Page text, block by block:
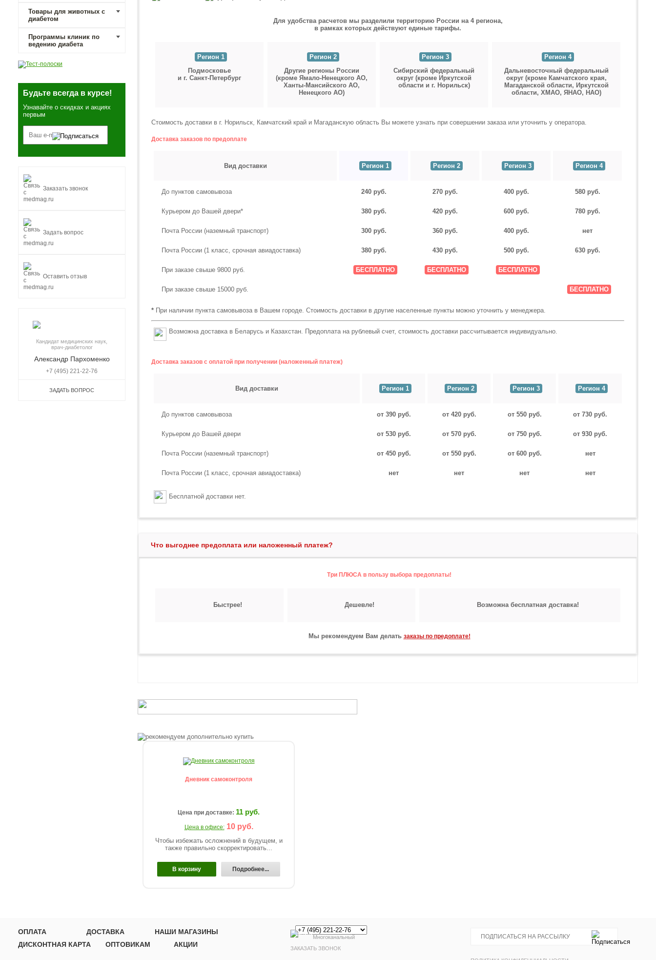
Товары для животных с
диабетом
Программы клиник по
ведению диабета
Будьте всегда в курсе!
Узнавайте о скидках и акциях
первым
Заказать звонок
Задать вопрос
Оставить отзыв
Кандидат медицинских наук,
врач-диабетолог
Александр Пархоменко
+7 (495) 221-22-76
ЗАДАТЬ ВОПРОС
Для удобства расчетов мы разделили территорию России на 4 региона,
в рамках которых действуют единые тарифы.
Регион 1
Подмосковье
и г. Санкт-Петербург
Регион 2
Другие регионы России
(кроме Ямало-Ненецкого АО,
Ханты-Мансийского АО,
Ненецкого АО)
Регион 3
Сибирский федеральный
округ (кроме Иркутской
области и г. Норильск)
Регион 4
Дальневосточный федеральный
округ (кроме Камчатского края,
Магаданской области, Иркутской
области, ХМАО, ЯНАО, НАО)
Стоимость доставки в г. Норильск, Камчатский край и Магаданскую область Вы можете узнать при совершении заказа или уточнить у оператора.
Доставка заказов по предоплате
Вид доставки Регион 1 Регион 2 Регион 3 Регион 4
До пунктов самовывоза 240 руб. 270 руб. 400 руб. 580 руб.
Курьером до Вашей двери* 380 руб. 420 руб. 600 руб. 780 руб.
Почта России (наземный транспорт) 300 руб. 360 руб. 400 руб. нет
Почта России (1 класс, срочная авиадоставка) 380 руб. 430 руб. 500 руб. 630 руб.
При заказе свыше 9800 руб. БЕСПЛАТНО БЕСПЛАТНО БЕСПЛАТНО
При заказе свыше 15000 руб. БЕСПЛАТНО
* При наличии пункта самовывоза в Вашем городе. Стоимость доставки в другие населенные пункты можно уточнить у менеджера.
Возможна доставка в Беларусь и Казахстан. Предоплата на рублевый счет, стоимость доставки рассчитывается индивидуально.
Доставка заказов с оплатой при получении (наложенный платеж)
Вид доставки Регион 1 Регион 2 Регион 3 Регион 4
До пунктов самовывоза от 390 руб. от 420 руб. от 550 руб. от 730 руб.
Курьером до Вашей двери от 530 руб. от 570 руб. от 750 руб. от 930 руб.
Почта России (наземный транспорт) от 450 руб. от 550 руб. от 600 руб. нет
Почта России (1 класс, срочная авиадоставка) нет нет нет нет
Бесплатной доставки нет.
Что выгоднее предоплата или наложенный платеж?
Три ПЛЮСА в пользу выбора предоплаты!
Быстрее! Дешевле! Возможна бесплатная доставка!
Мы рекомендуем Вам делать заказы по предоплате!
Дневник самоконтроля
Цена при доставке: 11 руб.
Цена в офисе:10 руб.
Чтобы избежать осложнений в будущем, и
также правильно скорректировать...
В корзину Подробнее...
ОПЛАТА ДОСТАВКА
НАШИ МАГАЗИНЫ
ДИСКОНТНАЯ КАРТА
ОПТОВИКАМ АКЦИИ
Многоканальный
ЗАКАЗАТЬ ЗВОНОК